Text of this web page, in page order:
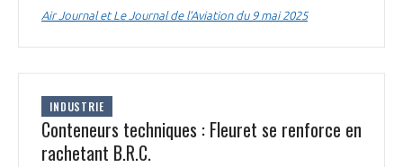
Air Journal et Le Journal de l’Aviation du 9 mai 2025
INDUSTRIE
Conteneurs techniques : Fleuret se renforce en
rachetant B.R.C.